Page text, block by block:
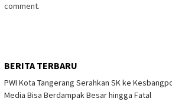
comment.
BERITA TERBARU
PWI Kota Tangerang Serahkan SK ke
Media Bisa Berdampak Besar hingga Fatal